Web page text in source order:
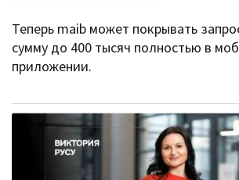
Теперь maib может покрывать
сумму до 400 тысяч полностью в
приложении.